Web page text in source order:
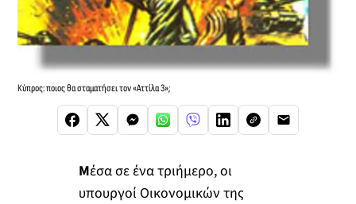
Κύπρος: ποιος θα σταματήσει τον «Αττίλα 3»;
Μέσα σε ένα τριήμερο, οι
υπουργοί Οικονομικών της